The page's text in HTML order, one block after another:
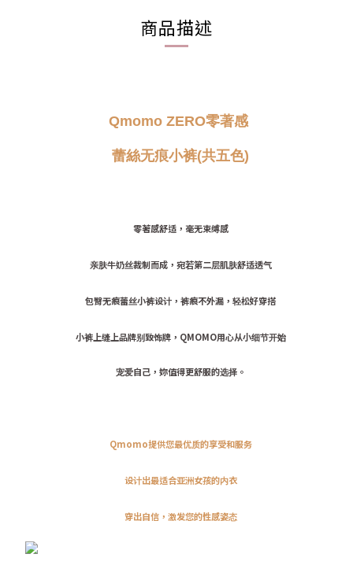
商品描述
Qmomo ZERO零著感
蕾絲无痕小裤(共五色)
零著感舒适，毫无束缚感
亲肤牛奶丝裁制而成，宛若第二层肌肤舒适透气
包臀无痕蕾丝小裤设计，裤痕不外漏，轻松好穿搭
小裤上缝上品牌别致饰牌，QMOMO用心从小细节开始
宠爱自己，妳值得更舒服的选择。
Qmomo提供您最优质的享受和服务
设计出最适合亚洲女孩的内衣
穿出自信，激发您的性感姿态